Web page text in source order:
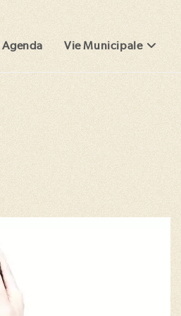
Agenda Vie Municipale